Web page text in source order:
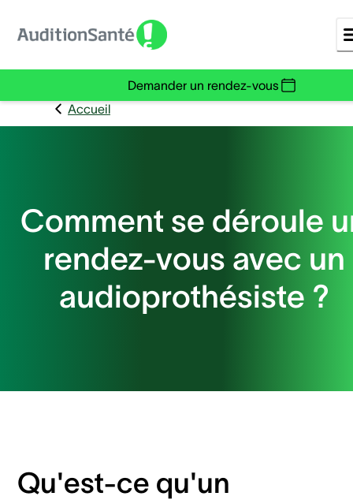
Demander un rendez-vous
Accueil
Comment se déroule
rendez-vous avec un
audioprothésiste ?
Qu'est-ce qu'un